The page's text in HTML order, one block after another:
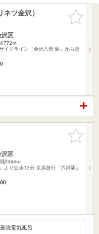
お気に入
りに追加
ツ金沢）
沢区
772m
イドライン『金沢八景 駅』から徒
お気に入
りに追加
沢区
駅564m
より徒歩13分 京浜急行「六浦駅」
強電気風呂